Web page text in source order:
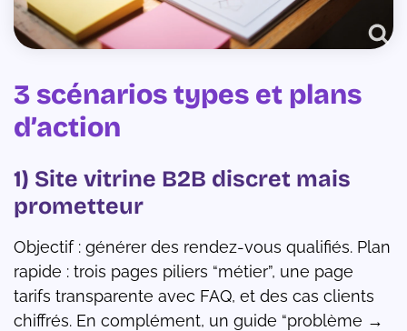
3 scénarios types et plans
d’action
1) Site vitrine B2B discret mais
prometteur
Objectif : générer des rendez-vous qualifiés. Plan
rapide : trois pages piliers “métier”, une page
tarifs transparente avec FAQ, et des cas clients
chiffrés. En complément, un guide “problème →